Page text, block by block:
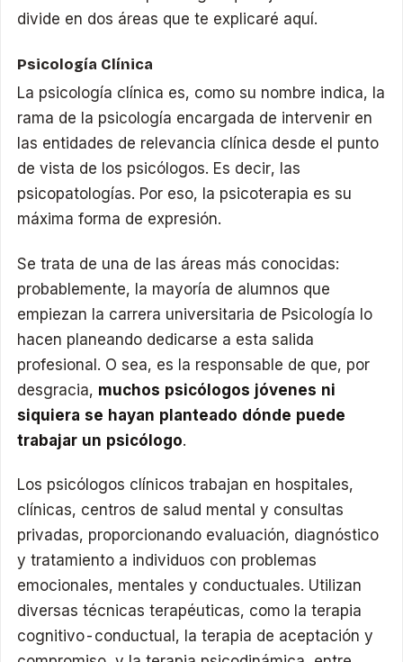
divide en dos áreas que te explicaré aquí.
Psicología Clínica
La psicología clínica es, como su nombre indica, la
rama de la psicología encargada de intervenir en
las entidades de relevancia clínica desde el punto
de vista de los psicólogos. Es decir, las
psicopatologías. Por eso, la psicoterapia es su
máxima forma de expresión.
Se trata de una de las áreas más conocidas:
probablemente, la mayoría de alumnos que
empiezan la carrera universitaria de Psicología lo
hacen planeando dedicarse a esta salida
profesional. O sea, es la responsable de que, por
desgracia, muchos psicólogos jóvenes ni
siquiera se hayan planteado dónde puede
trabajar un psicólogo.
Los psicólogos clínicos trabajan en hospitales,
clínicas, centros de salud mental y consultas
privadas, proporcionando evaluación, diagnóstico
y tratamiento a individuos con problemas
emocionales, mentales y conductuales. Utilizan
diversas técnicas terapéuticas, como la terapia
cognitivo-conductual, la terapia de aceptación y